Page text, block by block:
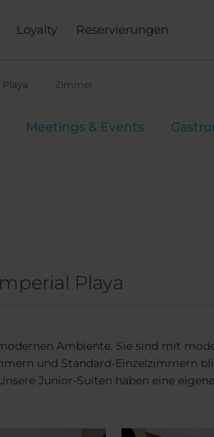
Loyalty Reservierungen
Zimmer
Meetings & Events
Playa
Ambiente. Sie sind mit
und Standard-Einzelzimmern
Junior-Suiten haben eine